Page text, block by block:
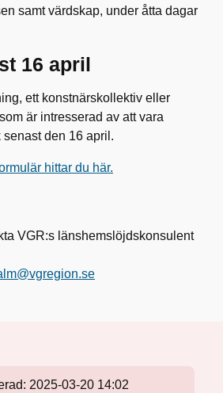
samt värdskap, under åtta dagar
16 april
ett konstnärskollektiv eller
är intresserad av att vara
den 16 april.
hittar du här.
VGR:s länshemslöjdskonsulent
2025-03-20 14:02